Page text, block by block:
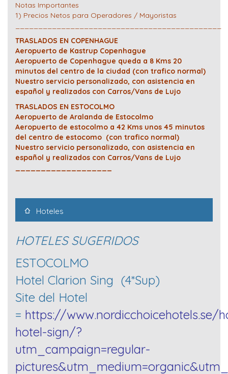
Notas Importantes
1) Precios Netos para Operadores / Mayoristas
TRASLADOS EN COPENHAGUE
Aeropuerto de Kastrup Copenhague
Aeropuerto de Copenhague queda a 8 Kms 20
minutos del centro de la ciudad (con trafico normal)
Nuestro servicio personalizado, con asistencia en
español y realizados con Carros/Vans de Lujo
TRASLADOS EN ESTOCOLMO
Aeropuerto de Aralanda de Estocolmo
Aeropuerto de estocolmo a 42 Kms unos 45 minutos
del centro de estocomo (con trafico normal)
Nuestro servicio personalizado, con asistencia en
español y realizados con Carros/Vans de Lujo
Hoteles
HOTELES SUGERIDOS
ESTOCOLMO
Hotel Clarion Sing (4*Sup)
Site del Hotel
= https://
hotel-sign/?
utm_campaign=regular-